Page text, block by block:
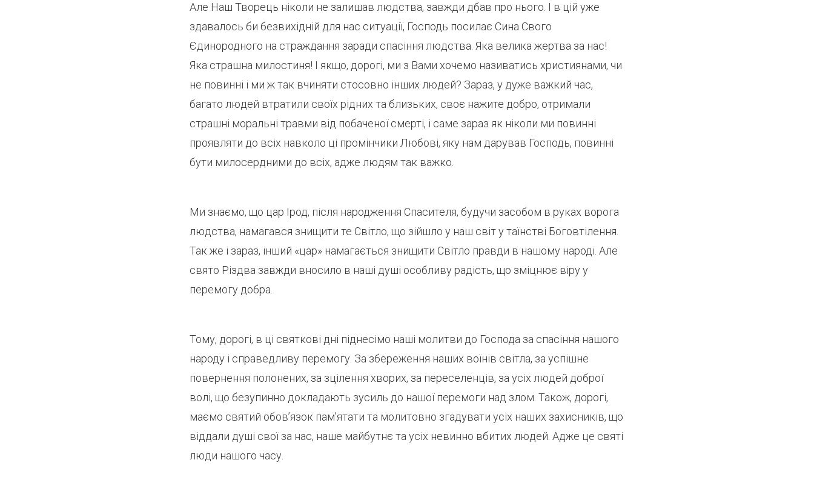
Але Наш Творець ніколи не залишав людства, завжди дбав про нього. І в цій уже
здавалось би безвихідній для нас ситуації, Господь посилає Сина Свого
Єдинородного на страждання заради спасіння людства. Яка велика жертва за нас!
Яка страшна милостиня! І якщо, дорогі, ми з Вами хочемо називатись християнами, чи
не повинні і ми ж так вчиняти стосовно інших людей? Зараз, у дуже важкий час,
багато людей втратили своїх рідних та близьких, своє нажите добро, отримали
страшні моральні травми від побаченої смерті, і саме зараз як ніколи ми повинні
проявляти до всіх навколо ці промінчики Любові, яку нам дарував Господь, повинні
бути милосердними до всіх, адже людям так важко.
Ми знаємо, що цар Ірод, після народження Спасителя, будучи засобом в руках ворога
людства, намагався знищити те Світло, що зійшло у наш світ у таїнстві Боговтілення.
Так же і зараз, інший «цар» намагається знищити Світло правди в нашому народі. Але
свято Різдва завжди вносило в наші душі особливу радість, що зміцнює віру у
перемогу добра.
Тому, дорогі, в ці святкові дні піднесімо наші молитви до Господа за спасіння нашого
народу і справедливу перемогу. За збереження наших воїнів світла, за успішне
повернення полонених, за зцілення хворих, за переселенців, за усіх людей доброї
волі, що безупинно докладають зусиль до нашої перемоги над злом. Також, дорогі,
маємо святий обов’язок пам’ятати та молитовно згадувати усіх наших захисників, що
віддали душі свої за нас, наше майбутнє та усіх невинно вбитих людей. Адже це святі
люди нашого часу.